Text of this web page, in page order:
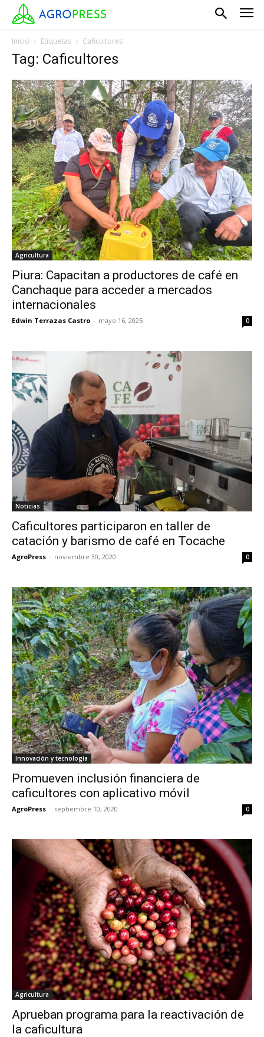
Inicio Etiquetas Caficultores
Tag: Caficultores
Agricultura
Piura: Capacitan a productores de café en
Canchaque para acceder a mercados
internacionales
Edwin Terrazas Castro - mayo 16, 2025 0
Noticias
Caficultores participaron en taller de
catación y barismo de café en Tocache
AgroPress - noviembre 30, 2020 0
Innovación y tecnología
Promueven inclusión financiera de
caficultores con aplicativo móvil
AgroPress - septiembre 10, 2020 0
Agricultura
Aprueban programa para la reactivación de
la caficultura